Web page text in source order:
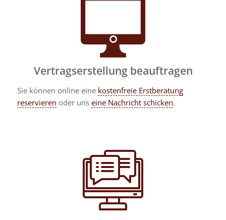
Vertragserstellung beauftragen
Sie können online eine kostenfreie Erstberatung
reservieren oder uns eine Nachricht schicken.